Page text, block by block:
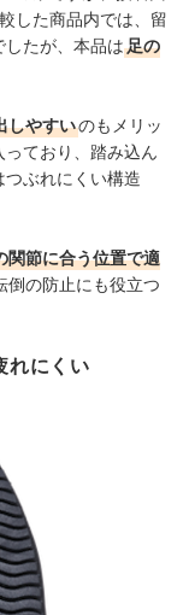
した商品内では、留
たが、本品は足の
しやすいのもメリッ
っており、踏み込ん
ぶれにくい構造
関節に合う位置で適
倒の防止にも役立つ
れにくい